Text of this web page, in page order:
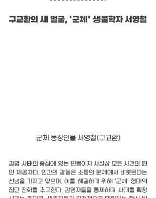
구교환의 새 얼굴, '군체' 생물학자 서영철
군체 등장인물 서영철(구교환)
감염 사태의 중심에 있는 인물이자 사실상 모든 사건의 원
인 제공자다. 인간의 갈등은 소통의 문제에서 비롯된다는
신념을 가지고 있으며, 이를 해결하기 위해 ‘군체’ 형태의
집단 진화를 추구한다. 감염자들을 통제하며 사태를 확장